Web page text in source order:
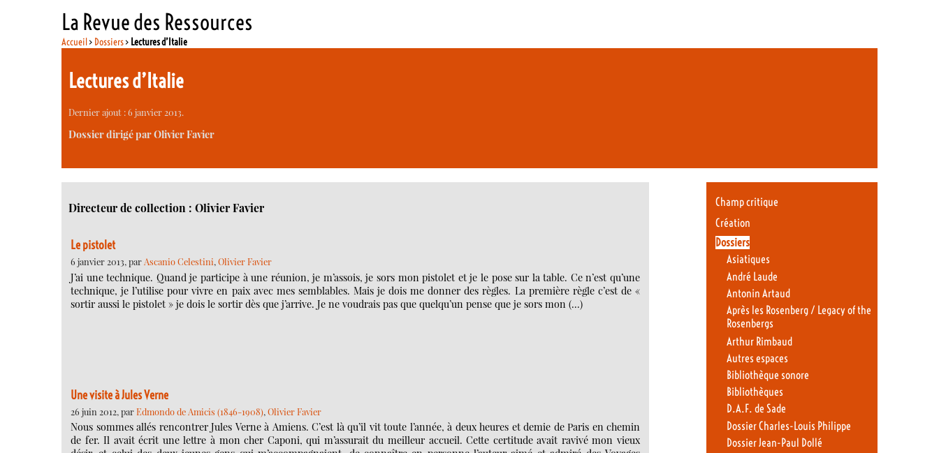
La Revue des Ressources
Accueil> Dossiers> Lectures d’Italie
Lectures d’Italie
Dernier ajout : 6 janvier 2013.
Dossier dirigé par Olivier Favier
Directeur de collection : Olivier Favier
Le pistolet
6 janvier 2013, parAscanio Celestini,Olivier Favier
J’ai une technique. Quand je participe à une réunion, je m’assois, je sors mon pistolet et je le pose sur la table. Ce n’est qu’une
technique, je l’utilise pour vivre en paix avec mes semblables. Mais je dois me donner des règles. La première règle c’est de «
sortir aussi le pistolet » je dois le sortir dès que j’arrive. Je ne voudrais pas que quelqu’un pense que je sors mon (…)
Une visite à Jules Verne
26 juin 2012, parEdmondo de Amicis (1846-1908), Olivier Favier
Nous sommes allés rencontrer Jules Verne à Amiens. C’est là qu’il vit toute l’année, à deux heures et demie de Paris en chemin
de fer. Il avait écrit une lettre à mon cher Caponi, qui m’assurait du meilleur accueil. Cette certitude avait ravivé mon vieux
Champ critique
Création
Dossiers
Asiatiques
André Laude
Antonin Artaud
Après les Rosenberg / Legacy of the
Rosenbergs
Arthur Rimbaud
Autres espaces
Bibliothèque sonore
Bibliothèques
D.A.F. de Sade
Dossier Charles-Louis Philippe
Dossier Jean-Paul Dollé